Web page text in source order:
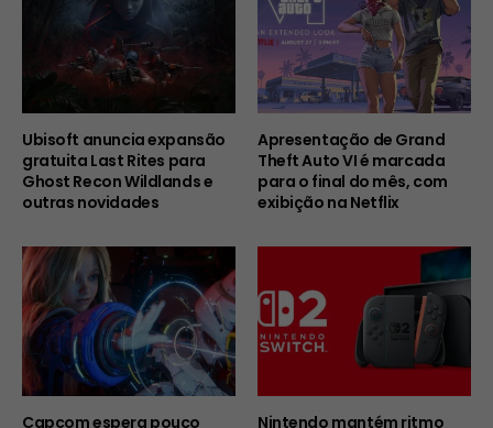
Ubisoft anuncia expansão
gratuita Last Rites para
Ghost Recon Wildlands e
outras novidades
Apresentação de Grand
Theft Auto VI é marcada
para o final do mês, com
exibição na Netflix
Capcom espera pouco Nintendo mantém ritmo